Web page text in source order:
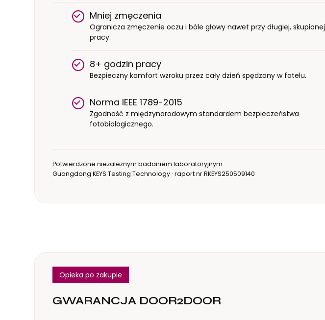
Mniej zmęczenia
Ogranicza zmęczenie oczu i bóle głowy nawet przy długiej, skupionej
pracy.
8+ godzin pracy
Bezpieczny komfort wzroku przez cały dzień spędzony w fotelu.
Norma IEEE 1789-2015
Zgodność z międzynarodowym standardem bezpieczeństwa
fotobiologicznego.
Potwierdzone niezależnym badaniem laboratoryjnym
Guangdong KEYS Testing Technology · raport nr RKEYS250509140
Opieka po zakupie
GWARANCJA DOOR2DOOR